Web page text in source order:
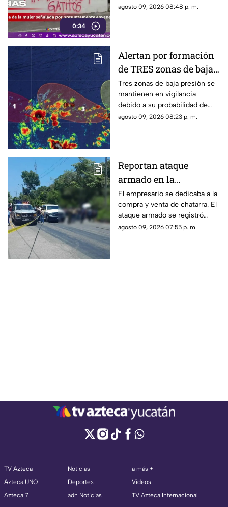
0:34
Umán, fue vandalizada. El caso
agosto 09, 2026 08:48 p. m.
Alertan por formación
de TRES zonas de baja
presión con potencial
de desarrollo
CICLÓNICO; ¿riesgo
para Yucatán
Tres zonas de baja presión se
mantienen en vigilancia
debido a su probabilidad de
desarrollo ciclónico en los
agosto 09, 2026 08:23 p. m.
Reportan ataque
armado en la
Península de Yucatán;
conocido EMPRESARIO
chatarrero es
4sesinad0
El empresario se dedicaba a la
compra y venta de chatarra. El
ataque armado se registró
cuando el hombre se
agosto 09, 2026 07:55 p. m.
TV Azteca
Azteca UNO
Azteca 7
Noticias
Deportes
adn Noticias
a más +
Videos
TV Azteca Internacional